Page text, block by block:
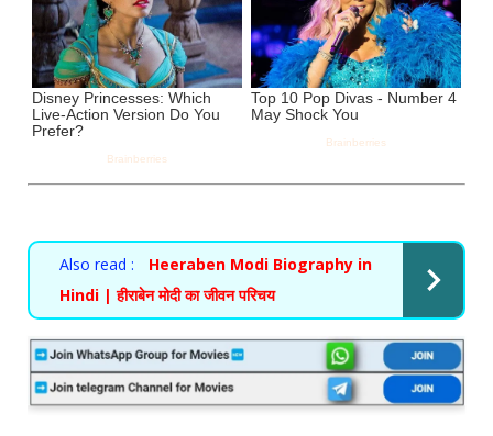
Also read :
Heeraben Modi Biography in
Hindi | हीराबेन मोदी का जीवन परिचय